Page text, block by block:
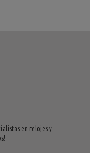
en relojes y